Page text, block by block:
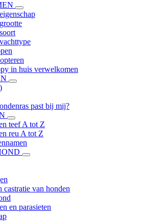
in huis verwelkomen
past bij mij?
teef A tot Z
reu A tot Z
castratie van honden
en parasieten